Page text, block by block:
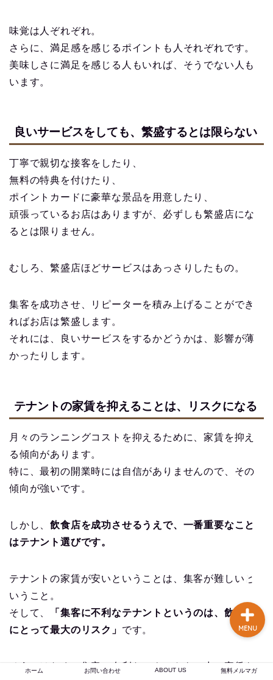
味覚は人ぞれぞれ。
さらに、満足感を感じるポイントも人それぞれです。
美味しさに満足を感じる人もいれば、そうでない人も
います。
良いサービスをしても、繁盛するとは限らない
丁寧で親切な接客をしたり、
無料の特典を付けたり、
ポイントカードに豪華な景品を用意したり、
頑張っているお店はありますが、必ずしも繁盛店にな
るとは限りません。
むしろ、繁盛店ほどサービスはあっさりしたもの。
集客を成功させ、リピーターを積み上げることができ
ればお店は繁盛します。
それには、良いサービスをするかどうかは、影響が薄
かったりします。
テナントの家賃を抑えることは、リスクになる
月々のランニングコストを抑えるために、家賃を抑え
る傾向があります。
特に、最初の開業時には自信がありませんので、その
傾向が強いです。
しかし、飲食店を成功させるうえで、一番重要なこと
はテナント選びです。
テナントの家賃が安いということは、集客が難しいと
いうこと。
そして、
「集客に不利なテナントというのは、飲食店
にとって最大のリスク」 です。
そうではなく、集客に有利なテナントを、少々家賃を
ホーム お問い合わせ ABOUT US 無料メルマガ
MENU
【永久保存版】自家焙煎
コーヒーショップ開業の
準備・やり方まとめ
覧。未経験でもOK！体験
談あり
まとめ記事【初心者〜プ
ロまで完全解説】
実現】 あなたの店のブラ
ンド力を高める、オーダ
ーメイドのオリジナルブ